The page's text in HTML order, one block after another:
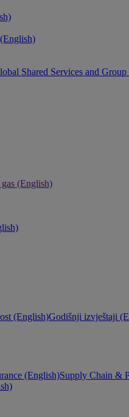
Shared Services and
(English)
(English)Godišnji izvještaji
(English)Supply Chain &